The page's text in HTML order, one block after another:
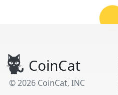
CoinCat
© 2026 CoinCat, INC